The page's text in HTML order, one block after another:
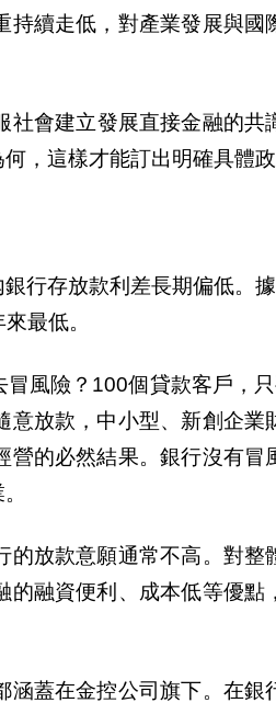
持續走低，對產業發展與國
社會建立發展直接金融的共
，這樣才能訂出明確具體政
銀行存放款利差長期偏低。
最低。
冒風險？100個貸款客戶 ，
意放款，中小型、新創企業
的必然結果。銀行沒有冒
放款意願通常不高。對整
融資便利、成本低等優點
涵蓋在金控公司旗下。在銀